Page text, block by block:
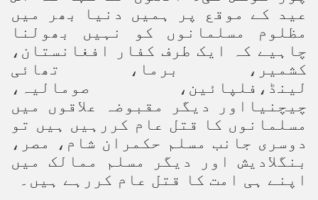
عید کے موقع پر ہمیں دنیا بھر میں
مظلوم مسلمانوں کو نہیں بھولنا
چاہیے کہ ایک طرف کفار افغانستان،
کشمیر، برما، تھائی
لینڈ،فلپائین، صومالیہ،
چیچنیااور دیگر مقبوضہ علاقوں میں
مسلمانوں کا قتل عام کررہیں ہیں تو
دوسری جانب مسلم حکمران شام، مصر،
بنگلادیش اور دیگر مسلم ممالک میں
اپنے ہی امت کا قتل عام کررہے ہیں۔